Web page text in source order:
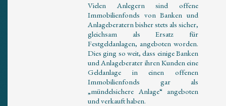
Vielen Anlegern sind offene
Immobilienfonds von Banken und
Anlageberatern bisher stets als sicher,
gleichsam als Ersatz für
Festgeldanlagen, angeboten worden.
Dies ging so weit, dass einige Banken
und Anlageberater ihren Kunden eine
Geldanlage in einen offenen
Immobilienfonds gar als
„mündelsichere Anlage“ angeboten
und verkauft haben.